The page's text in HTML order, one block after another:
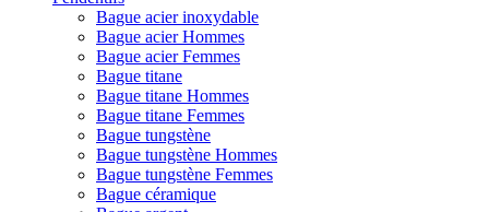
Bague acier inoxydable
Bague acier Hommes
Bague acier Femmes
Bague titane
Bague titane Hommes
Bague titane Femmes
Bague tungstène
Bague tungstène Hommes
Bague tungstène Femmes
Bague céramique